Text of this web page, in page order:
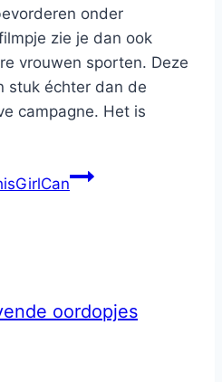
onder
zie je dan ook
vrouwen sporten. Deze
stuk échter dan de
campagne. Het is
oordopjes